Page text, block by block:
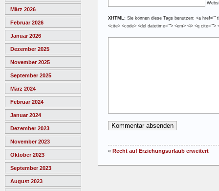
März 2026
Februar 2026
Januar 2026
Dezember 2025
November 2025
September 2025
März 2024
Februar 2024
Januar 2024
Dezember 2023
November 2023
Oktober 2023
September 2023
August 2023
XHTML: Sie können diese Tags benutzen: <a href=""
<cite> <code> <del datetime=""> <em> <i> <q cite="">
« Recht auf Erziehungsurlaub erweitert